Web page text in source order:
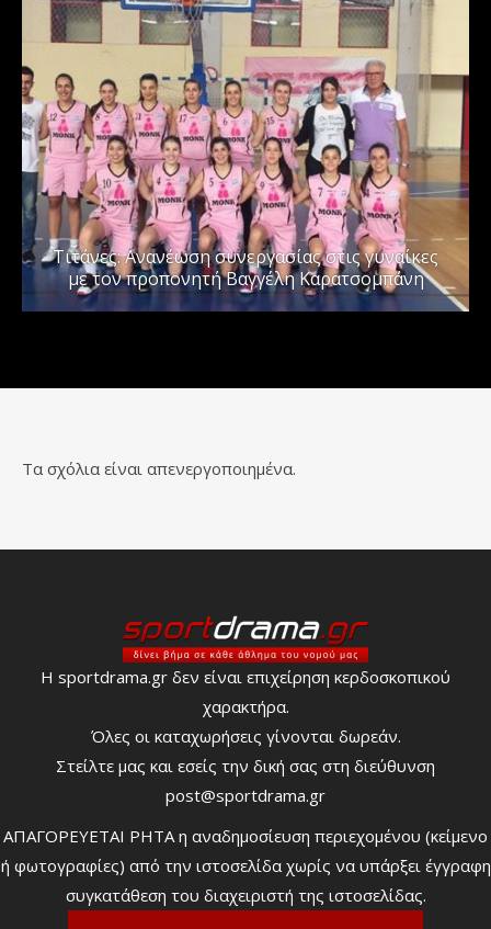
Τιτάνες: Ανανέωση συνεργασίας στις γυναίκες
με τον προπονητή Βαγγέλη Καρατσομπάνη
Τα σχόλια είναι απενεργοποιημένα.
Η sportdrama.gr δεν είναι επιχείρηση κερδοσκοπικού
χαρακτήρα.
Όλες οι καταχωρήσεις γίνονται δωρεάν.
Στείλτε μας και εσείς την δική σας στη διεύθυνση
post@sportdrama.gr
ΑΠΑΓΟΡΕΥΕΤΑΙ ΡΗΤΑ η αναδημοσίευση περιεχομένου (κείμενο
ή φωτογραφίες) από την ιστοσελίδα χωρίς να υπάρξει έγγραφη
συγκατάθεση του διαχειριστή της ιστοσελίδας.